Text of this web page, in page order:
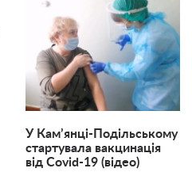
У Кам’янці-Подільському
стартувала вакцинація
від Covid-19 (відео)